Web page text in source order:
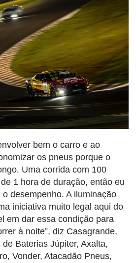
bem o carro e ao
os pneus porque o
Uma corrida com 100
1 hora de duração, então eu
desempenho. A iluminação
iniciativa muito legal aqui do
em dar essa condição para
à noite”, diz Casagrande,
Baterias Júpiter, Axalta,
Vonder, Atacadão Pneus,